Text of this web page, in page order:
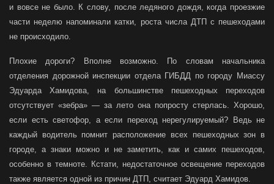
и вовсе не было. К слову, после ледяного дождя, когда проезжие
части неделю напоминали катки, роста числа ДТП с пешеходами
не происходило.
Плохие дороги? Вполне возможно. По словам начальника
отделения дорожной инспекции отдела ГИБДД по городу Миассу
Эдуарда Хамидова, на большинстве пешеходных переходов
отсутствует «зебра» — за лето она попросту стерлась. Хорошо,
если есть светофор, а если переход нерегулируемый? Ведь не
каждый водитель помнит расположение всех пешеходных зон в
городе, а знаки можно и не заметить, как и самих пешеходов,
особенно в темноте. Кстати, недостаточное освещение переходов
также является одной из причин ДТП, считает Эдуард Хамидов.